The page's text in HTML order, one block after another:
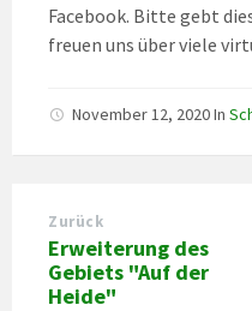
Facebook. Bitte gebt
freuen uns über viele
November 12, 2020In
Zurück
Erweiterung des
Gebiets "Auf der
Heide"